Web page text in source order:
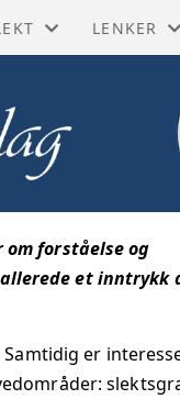
OG
LENKER
FØLG
MOSS
forståelse og
et inntrykk
er